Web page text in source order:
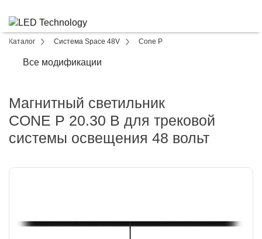
Каталог Система Space 48V Cone P
Все модификации
Магнитный светильник
CONE P 20.30 B для трековой
системы освещения 48 вольт